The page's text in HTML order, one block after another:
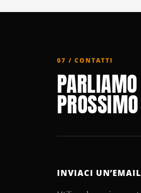
07 / CONTATTI
INVIACI UN’EMAIL